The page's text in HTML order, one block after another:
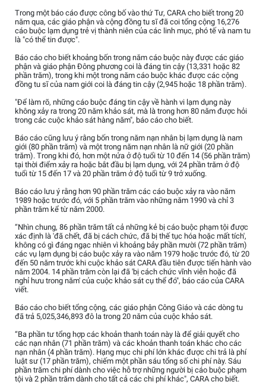
Trong một báo cáo được công bố vào thứ Tư, CARA cho biết trong 20
năm qua, các giáo phận và cộng đồng tu sĩ đã coi tổng cộng 16,276
cáo buộc lạm dụng trẻ vị thành niên của các linh mục, phó tế và nam tu
là "có thể tin được".
Báo cáo cho biết khoảng bốn trong năm cáo buộc này được các giáo
phận và giáo phận Đông phương coi là đáng tin cậy (13,331 hoặc 82
phần trăm), trong khi một trong năm cáo buộc khác được các cộng
đồng tu sĩ của nam giới coi là đáng tin cậy (2,945 hoặc 18 phần trăm).
"Để làm rõ, những cáo buộc đáng tin cậy về hành vi lạm dụng này
không xảy ra trong 20 năm khảo sát, mà là trong hơn 80 năm được hỏi
trong các cuộc khảo sát hàng năm", báo cáo cho biết.
Báo cáo cũng lưu ý rằng bốn trong năm nạn nhân bị lạm dụng là nam
giới (80 phần trăm) và một trong năm nạn nhân là nữ giới (20 phần
trăm). Trong khi đó, hơn một nửa ở độ tuổi từ 10 đến 14 (56 phần trăm)
tại thời điểm xảy ra hoặc bắt đầu bị lạm dụng, với 24 phần trăm ở độ
tuổi từ 15 đến 17 và 20 phần trăm ở độ tuổi từ 9 trở xuống.
Báo cáo lưu ý rằng hơn 90 phần trăm các cáo buộc xảy ra vào năm
1989 hoặc trước đó, với 5 phần trăm vào những năm 1990 và chỉ 3
phần trăm kể từ năm 2000.
“Nhìn chung, 86 phần trăm tất cả những kẻ bị cáo buộc phạm tội được
xác định là 'đã chết, đã bị cách chức, đã bị thế tục hóa hoặc mất tích',
không có gì đáng ngạc nhiên vì khoảng bảy phần mười (72 phần trăm)
các vụ lạm dụng bị cáo buộc xảy ra vào năm 1979 hoặc trước đó, từ 20
đến 50 năm trước khi cuộc khảo sát CARA đầu tiên được tiến hành vào
năm 2004. 14 phần trăm còn lại đã 'bị cách chức vĩnh viễn hoặc đã
nghỉ hưu trong năm' của cuộc khảo sát cụ thể đó", báo cáo của CARA
viết.
Báo cáo cho biết tổng cộng, các giáo phận Công Giáo và các dòng tu
đã trả 5,025,346,893 đô la trong 20 năm của cuộc khảo sát.
“Ba phần tư tổng hợp các khoản thanh toán này là để giải quyết cho
các nạn nhân (71 phần trăm) và các khoản thanh toán khác cho các
nạn nhân (4 phần trăm). Hạng mục chi phí lớn khác được chi trả là phí
luật sư (17 phần trăm), chiếm một phần sáu tổng số chi phí này. Sáu
phần trăm chi phí dành cho việc hỗ trợ những người bị cáo buộc phạm
tội và 2 phần trăm dành cho tất cả các chi phí khác", CARA cho biết.